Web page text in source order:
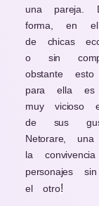
una pareja.
forma, en
de chicas
o sin
obstante
para ella
muy vicioso
de sus
Netorare,
la
personajes
el otro!